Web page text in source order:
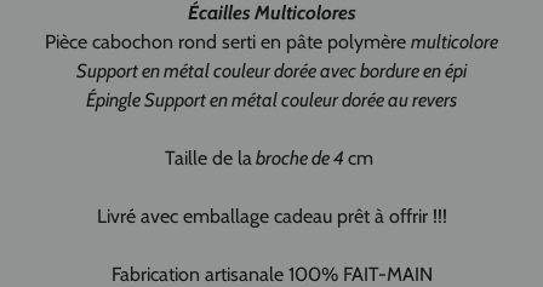
Écailles Multicolores
Pièce cabochon rond serti en pâte polymère multicolore
Support en métal couleur dorée avec bordure en épi
Épingle Support en métal couleur dorée au revers
Taille de labroche de 4 cm
Livré avec emballage cadeau prêt à offrir !!!
Fabrication artisanale 100% FAIT-MAIN